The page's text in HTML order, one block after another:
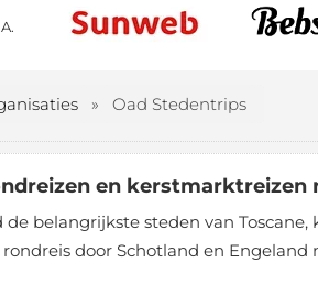
» Oad Stedentrips
en kerstmarktreizen
de belangrijkste steden van
door Schotland en